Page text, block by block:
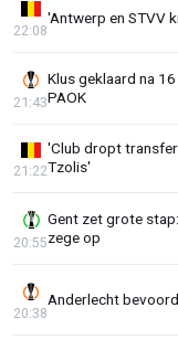
'Antwerp en STVV
22:08
Klus geklaard na
PAOK
21:43
'Club dropt
Tzolis'
21:22
Gent zet grote
zege op
20:55
Anderlecht
20:38